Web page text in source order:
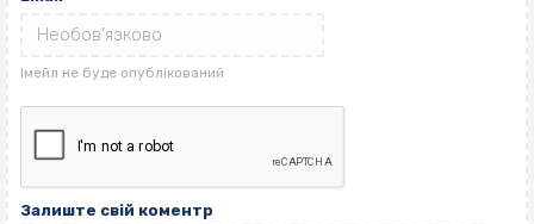
Залиште свій коментр